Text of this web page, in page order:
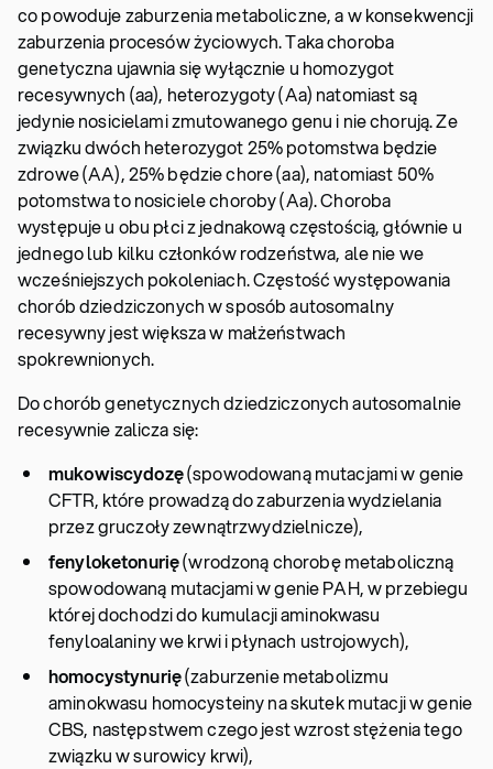
co powoduje zaburzenia metaboliczne, a w konsekwencji
zaburzenia procesów życiowych. Taka choroba
genetyczna ujawnia się wyłącznie u homozygot
recesywnych (aa), heterozygoty (Aa) natomiast są
jedynie nosicielami zmutowanego genu i nie chorują. Ze
związku dwóch heterozygot 25% potomstwa będzie
zdrowe (AA), 25% będzie chore (aa), natomiast 50%
potomstwa to nosiciele choroby (Aa). Choroba
występuje u obu płci z jednakową częstością, głównie u
jednego lub kilku członków rodzeństwa, ale nie we
wcześniejszych pokoleniach. Częstość występowania
chorób dziedziczonych w sposób autosomalny
recesywny jest większa w małżeństwach
spokrewnionych.
Do chorób genetycznych dziedziczonych autosomalnie
recesywnie zalicza się:
mukowiscydozę(spowodowaną mutacjami w genie
CFTR, które prowadzą do zaburzenia wydzielania
przez gruczoły zewnątrzwydzielnicze),
fenyloketonurię(wrodzoną chorobę metaboliczną
spowodowaną mutacjami w genie PAH, w przebiegu
której dochodzi do kumulacji aminokwasu
fenyloalaniny we krwi i płynach ustrojowych),
homocystynurię(zaburzenie metabolizmu
aminokwasu homocysteiny na skutek mutacji w genie
CBS, następstwem czego jest wzrost stężenia tego
związku w surowicy krwi),